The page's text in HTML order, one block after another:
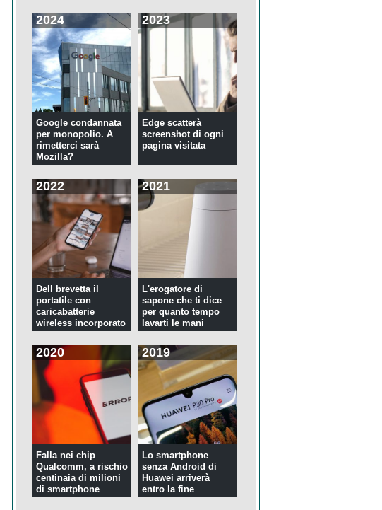
2024
Google condannata
per monopolio. A
rimetterci sarà
Mozilla?
2023
Edge scatterà
screenshot di ogni
pagina visitata
2022
Dell brevetta il
portatile con
caricabatterie
wireless incorporato
2021
L'erogatore di
sapone che ti dice
per quanto tempo
lavarti le mani
2020
Falla nei chip
Qualcomm, a rischio
centinaia di milioni
di smartphone
2019
Lo smartphone
senza Android di
Huawei arriverà
entro la fine
dell'anno